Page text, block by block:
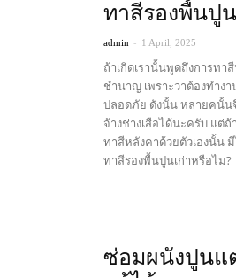
ทาสีรองพื้นปู
admin - 1 April, 2025
ถ้าเกิดเรานั้นพูดถึงการท
ชำนาญ เพราะว่าต้องทำง
ปลอดภัย ดังนั้น หลายคนั้น
จ้างช่างเสือได้นะครับ แต่
ทาสีหลังคาด้วยตัวเองนั้น
ทาสีรองพื้นปูนเก่าหรือไม่?
ซ่อมผนังปูนแ